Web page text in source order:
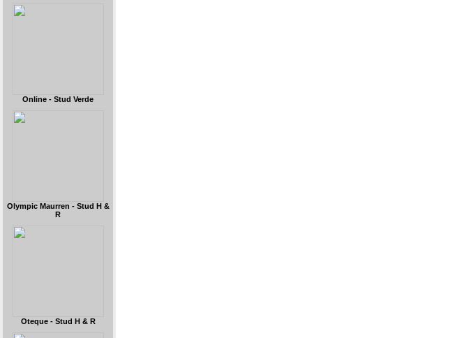
Online - Stud Verde
Olympic Maurren - Stud H &
R
Oteque - Stud H & R